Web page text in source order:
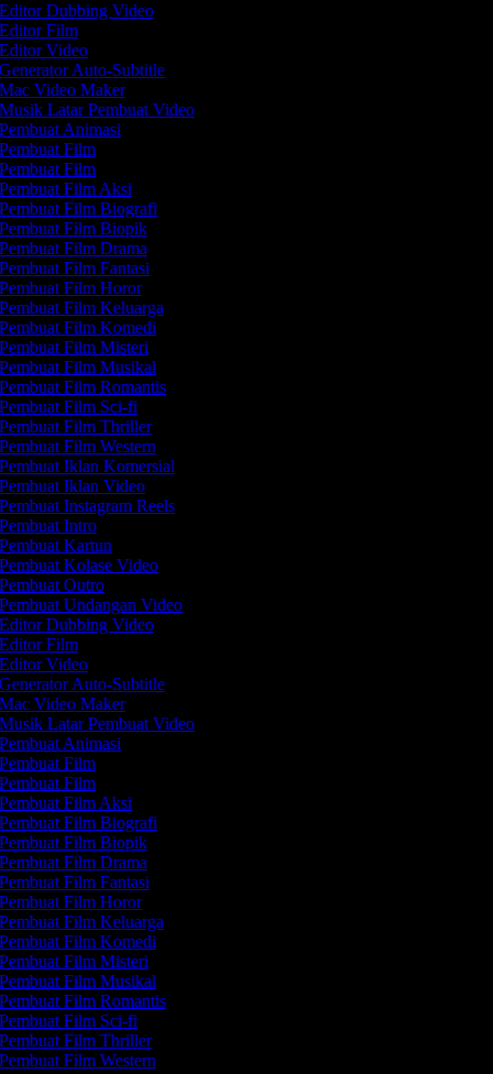
Dubbing Video
Film
Video
Auto-Subtitle
Video Maker
Latar Pembuat Video
Animasi
Film
Film
Film Aksi
Film Biografi
Film Biopik
Film Drama
Film Fantasi
Film Horor
Film Keluarga
Film Komedi
Film Misteri
Film Musikal
Film Romantis
Film Sci-fi
Film Thriller
Film Western
Iklan Komersial
Iklan Video
Instagram Reels
Intro
Kartun
Kolase Video
Outro
Undangan Video
Dubbing Video
Film
Video
Auto-Subtitle
Video Maker
Latar Pembuat Video
Animasi
Film
Film
Film Aksi
Film Biografi
Film Biopik
Film Drama
Film Fantasi
Film Horor
Film Keluarga
Film Komedi
Film Misteri
Film Musikal
Film Romantis
Film Sci-fi
Film Thriller
Film Western